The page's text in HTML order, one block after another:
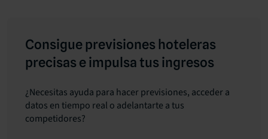
Consigue previsiones hoteleras
precisas e impulsa tus ingresos
¿Necesitas ayuda para hacer previsiones, acceder a
datos en tiempo real o adelantarte a tus
competidores?